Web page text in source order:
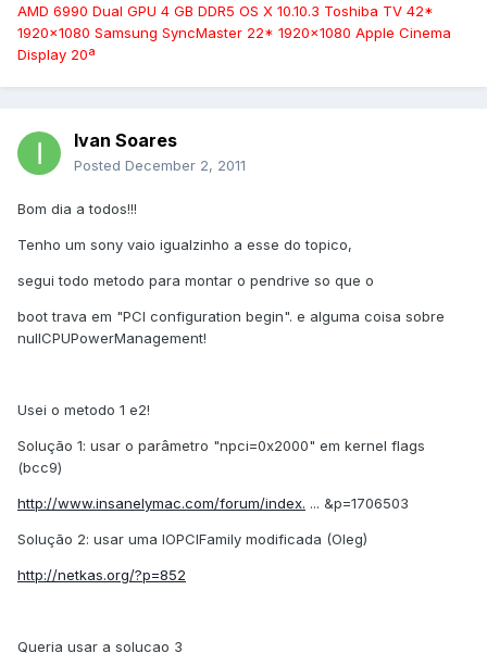
AMD 6990 Dual GPU 4 GB DDR5 OS X 10.10.3 Toshiba TV 42*
1920x1080 Samsung SyncMaster 22* 1920x1080 Apple Cinema
Display 20ª
Ivan Soares
Posted December 2, 2011
Bom dia a todos!!!
Tenho um sony vaio igualzinho a esse do topico,
segui todo metodo para montar o pendrive so que o
boot trava em "PCI configuration begin". e alguma coisa sobre
nullCPUPowerManagement!
Usei o metodo 1 e2!
Solução 1: usar o parâmetro "npci=0x2000" em kernel flags
(bcc9)
http://www.insanelymac.com/forum/index. ... &p=1706503
Solução 2: usar uma IOPCIFamily modificada (Oleg)
http://netkas.org/?p=852
Queria usar a solucao 3